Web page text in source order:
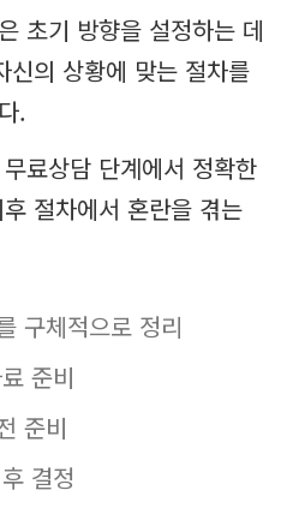
초기 방향을 설정하는 데
신의 상황에 맞는 절차를
.
료상담 단계에서 정확한
절차에서 혼란을 겪는
구체적으로 정리
준비
준비
결정